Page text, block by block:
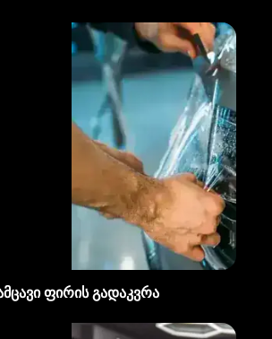
ფირის გადაკვრა